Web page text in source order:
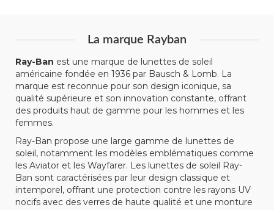
La marque Rayban
Ray-Ban est une marque de lunettes de soleil
américaine fondée en 1936 par Bausch & Lomb. La
marque est reconnue pour son design iconique, sa
qualité supérieure et son innovation constante, offrant
des produits haut de gamme pour les hommes et les
femmes.
Ray-Ban propose une large gamme de lunettes de
soleil, notamment les modèles emblématiques comme
les Aviator et les Wayfarer. Les lunettes de soleil Ray-
Ban sont caractérisées par leur design classique et
intemporel, offrant une protection contre les rayons UV
nocifs avec des verres de haute qualité et une monture